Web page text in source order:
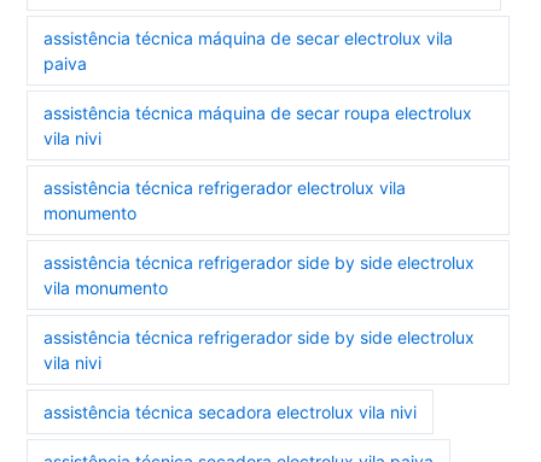
assistência técnica máquina de secar electrolux vila
paiva
assistência técnica máquina de secar roupa electrolux
vila nivi
assistência técnica refrigerador electrolux vila
monumento
assistência técnica refrigerador side by side electrolux
vila monumento
assistência técnica refrigerador side by side electrolux
vila nivi
assistência técnica secadora electrolux vila nivi